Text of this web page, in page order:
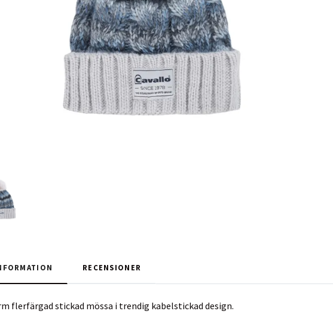
RECENSIONER
flerfärgad stickad mössa i trendig kabelstickad design.